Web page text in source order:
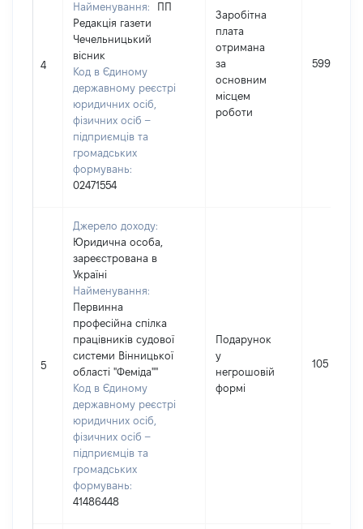
4
Найменування:
ПП
Редакція газети
Чечельницький
вісник
Код в Єдиному
державному реєстрі
юридичних осіб,
фізичних осіб –
підприємців та
громадських
формувань:
02471554
Заробітна
плата
отримана
за
основним
місцем
роботи
59924
5
Джерело доходу:
Юридична особа,
зареєстрована в
Україні
Найменування:
Первинна
професійна спілка
працівників судової
системи Вінницької
області "Феміда""
Код в Єдиному
державному реєстрі
юридичних осіб,
фізичних осіб –
підприємців та
громадських
формувань:
41486448
Подарунок
у
негрошовій
формі
105